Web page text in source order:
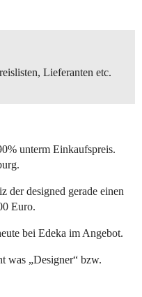
Lieferanten etc.
unterm Einkaufspreis.
der designed gerade einen
Euro.
bei Edeka im Angebot.
was „Designer“ bzw.